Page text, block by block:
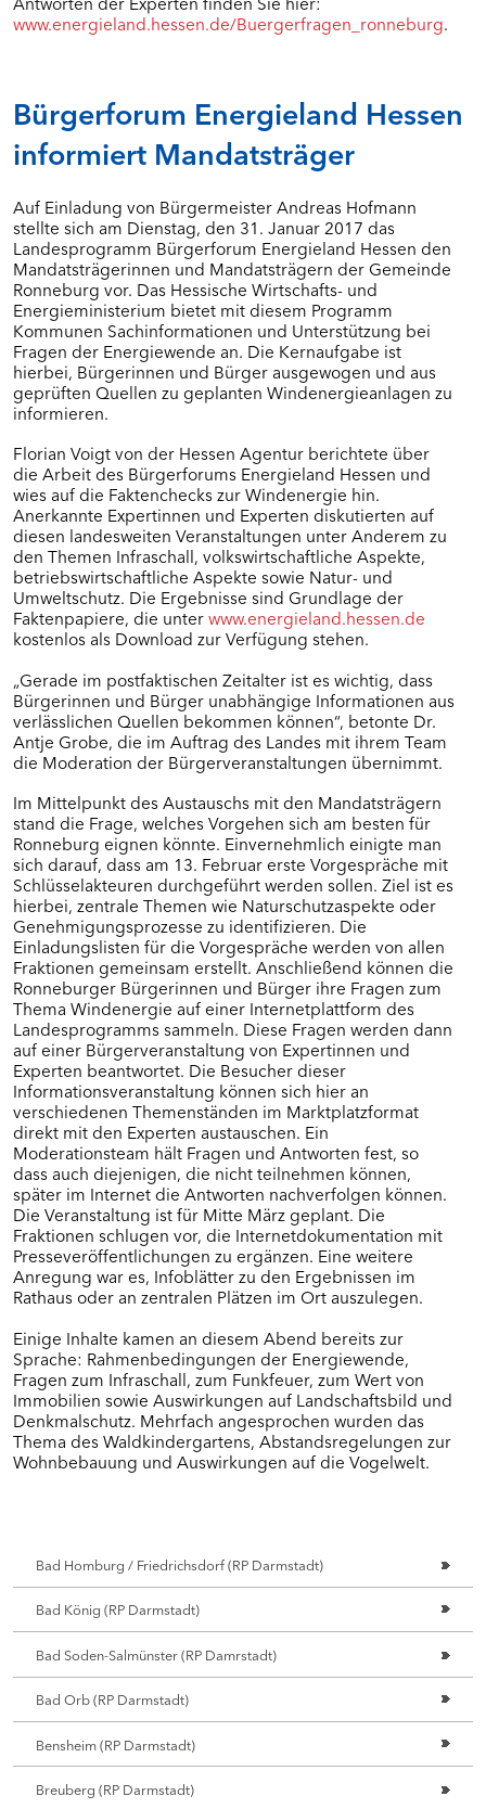
www.energieland.hessen.de/Buergerfragen_ronneburg.
Bürgerforum Energieland Hessen
informiert Mandatsträger
Auf Einladung von Bürgermeister Andreas Hofmann
stellte sich am Dienstag, den 31. Januar 2017 das
Landesprogramm Bürgerforum Energieland Hessen den
Mandatsträgerinnen und Mandatsträgern der Gemeinde
Ronneburg vor. Das Hessische Wirtschafts- und
Energieministerium bietet mit diesem Programm
Kommunen Sachinformationen und Unterstützung bei
Fragen der Energiewende an. Die Kernaufgabe ist
hierbei, Bürgerinnen und Bürger ausgewogen und aus
geprüften Quellen zu geplanten Windenergieanlagen zu
informieren.
Florian Voigt von der Hessen Agentur berichtete über
die Arbeit des Bürgerforums Energieland Hessen und
wies auf die Faktenchecks zur Windenergie hin.
Anerkannte Expertinnen und Experten diskutierten auf
diesen landesweiten Veranstaltungen unter Anderem zu
den Themen Infraschall, volkswirtschaftliche Aspekte,
betriebswirtschaftliche Aspekte sowie Natur- und
Umweltschutz. Die Ergebnisse sind Grundlage der
Faktenpapiere, die unterwww.energieland.hessen.de
kostenlos als Download zur Verfügung stehen.
„Gerade im postfaktischen Zeitalter ist es wichtig, dass
Bürgerinnen und Bürger unabhängige Informationen aus
verlässlichen Quellen bekommen können“, betonte Dr.
Antje Grobe, die im Auftrag des Landes mit ihrem Team
die Moderation der Bürgerveranstaltungen übernimmt.
Im Mittelpunkt des Austauschs mit den Mandatsträgern
stand die Frage, welches Vorgehen sich am besten für
Ronneburg eignen könnte. Einvernehmlich einigte man
sich darauf, dass am 13. Februar erste Vorgespräche mit
Schlüsselakteuren durchgeführt werden sollen. Ziel ist es
hierbei, zentrale Themen wie Naturschutzaspekte oder
Genehmigungsprozesse zu identifizieren. Die
Einladungslisten für die Vorgespräche werden von allen
Fraktionen gemeinsam erstellt. Anschließend können die
Ronneburger Bürgerinnen und Bürger ihre Fragen zum
Thema Windenergie auf einer Internetplattform des
Landesprogramms sammeln. Diese Fragen werden dann
auf einer Bürgerveranstaltung von Expertinnen und
Experten beantwortet. Die Besucher dieser
Informationsveranstaltung können sich hier an
verschiedenen Themenständen im Marktplatzformat
direkt mit den Experten austauschen. Ein
Moderationsteam hält Fragen und Antworten fest, so
dass auch diejenigen, die nicht teilnehmen können,
später im Internet die Antworten nachverfolgen können.
Die Veranstaltung ist für Mitte März geplant. Die
Fraktionen schlugen vor, die Internetdokumentation mit
Presseveröffentlichungen zu ergänzen. Eine weitere
Anregung war es, Infoblätter zu den Ergebnissen im
Rathaus oder an zentralen Plätzen im Ort auszulegen.
Einige Inhalte kamen an diesem Abend bereits zur
Sprache: Rahmenbedingungen der Energiewende,
Fragen zum Infraschall, zum Funkfeuer, zum Wert von
Immobilien sowie Auswirkungen auf Landschaftsbild und
Denkmalschutz. Mehrfach angesprochen wurden das
Thema des Waldkindergartens, Abstandsregelungen zur
Wohnbebauung und Auswirkungen auf die Vogelwelt.
Bad Homburg / Friedrichsdorf (RP Darmstadt)
Bad König (RP Darmstadt)
Bad Soden-Salmünster (RP Damrstadt)
Bad Orb (RP Darmstadt)
Bensheim (RP Darmstadt)
Breuberg (RP Darmstadt)